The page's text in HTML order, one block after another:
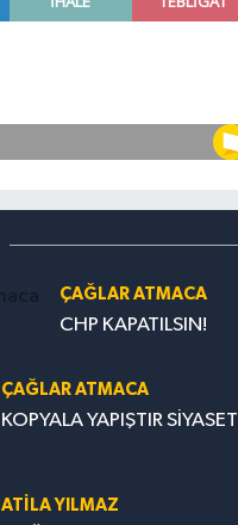
ÇAĞLAR ATMACA
CHP KAPATILSIN!
ÇAĞLAR ATMACA
KOPYALA YAPIŞTIR SİYASET
ATILA YILMAZ